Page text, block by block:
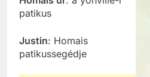
patikus
Justin: Homais
patikussegédje